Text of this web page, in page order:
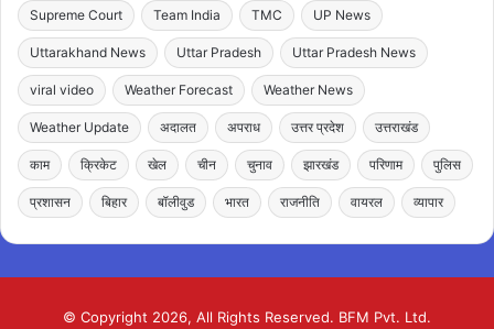
Supreme Court Team India TMC UP News
Uttarakhand News Uttar Pradesh Uttar Pradesh News
viral video Weather Forecast Weather News
Weather Update अदालत अपराध उत्तर प्रदेश उत्तराखंड
काम क्रिकेट खेल चीन चुनाव झारखंड परिणाम पुलिस
प्रशासन बिहार बॉलीवुड भारत राजनीति वायरल व्यापार
© Copyright 2026, All Rights Reserved. BFM Pvt. Ltd.